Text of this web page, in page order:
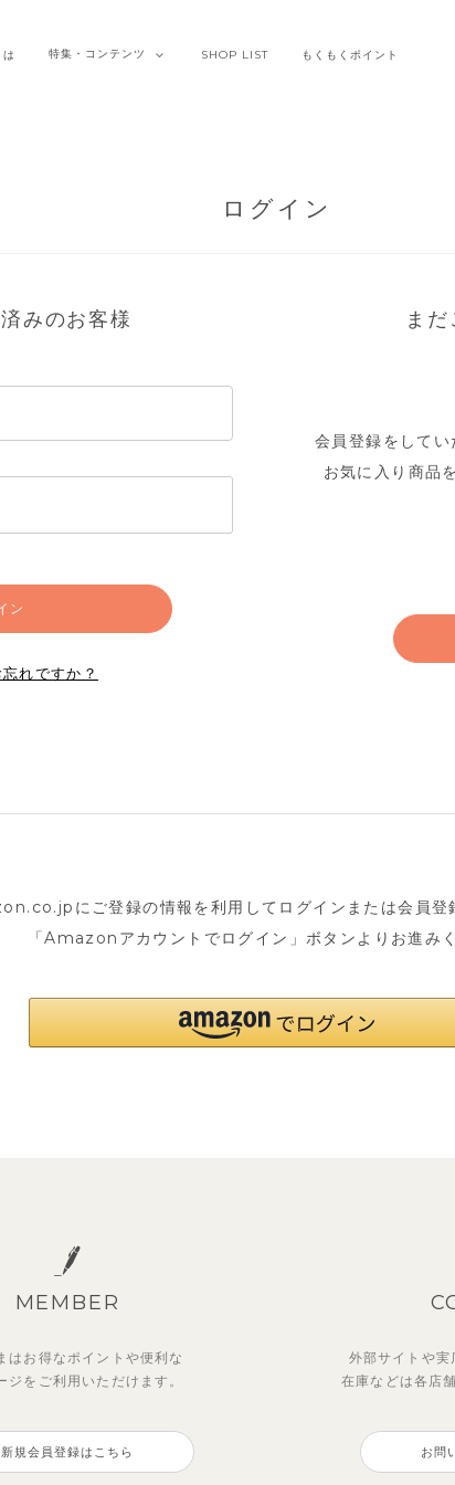
特集・ コンテンツ SHOP LIST もくもくポイント
ログイン
みのお客様
ン
れですか？
ま
会員登録をしてい
お気に入り商品
にご登録の情報を利用してログインまたは会員登
「Amazonアカウントでログイン」ボタンよりお進みく
MEMBER
はお得なポイントや便利な
ジを ご利用いただけます。
新規会員登録はこちら
外部サイトや
在庫などは各店
お問